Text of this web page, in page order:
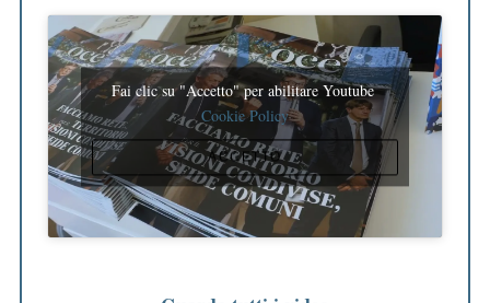
Fai clic su "Accetto" per abilitare Youtube
Cookie Policy
ACCETTO